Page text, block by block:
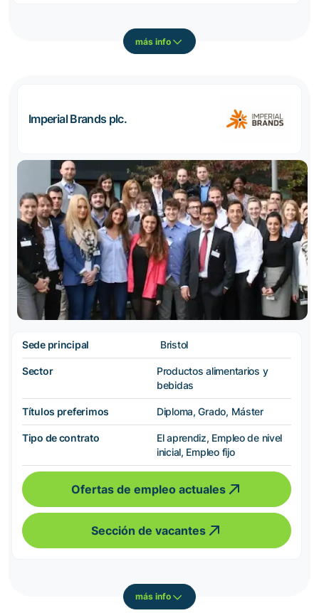
más info
Imperial Brands plc.
Sede principal Bristol
Sector
Productos alimentarios y
bebidas
Títulos preferimos Diploma, Grado, Máster
Tipo de contrato
El aprendiz, Empleo de nivel
inicial, Empleo fijo
Ofertas de empleo actuales
Sección de vacantes
más info